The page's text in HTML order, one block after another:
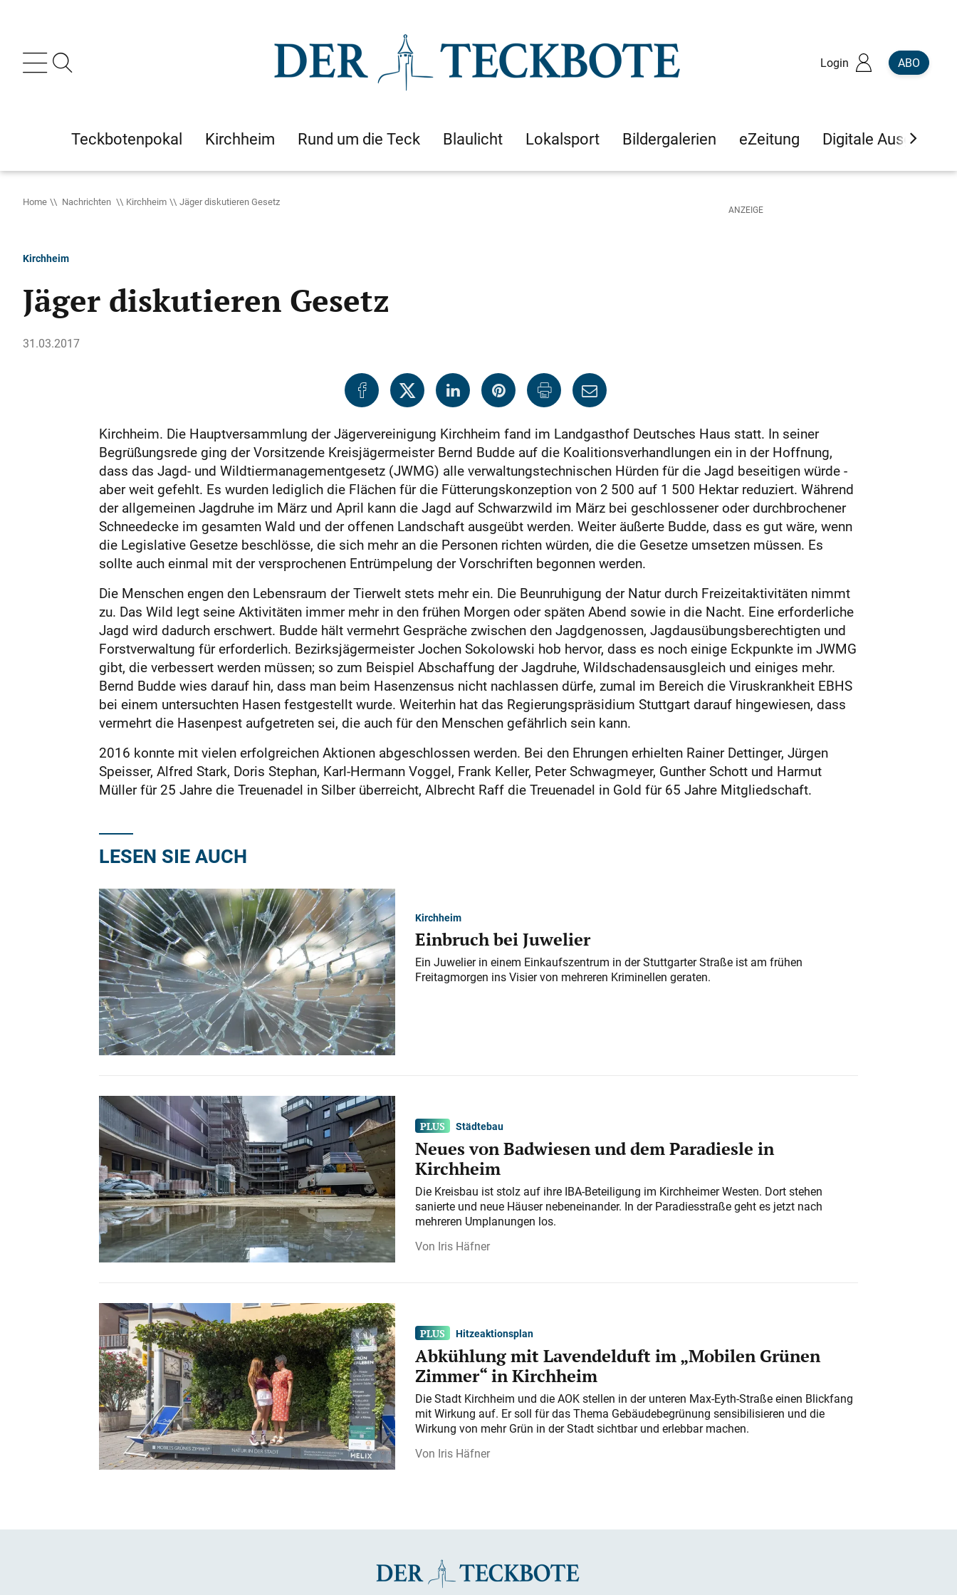
Login ABO
Teckbotenpokal Kirchheim Rund um die Teck Blaulicht Lokalsport Bildergalerien eZeitung Digitale Ausgaben
Home Nachrichten Kirchheim Jäger diskutieren Gesetz
Kirchheim
Jäger diskutieren Gesetz
31.03.2017
Kirchheim. Die Hauptversammlung der Jägervereinigung Kirchheim fand im Landgasthof Deutsches Haus statt. In seiner
Begrüßungsrede ging der Vorsitzende Kreisjägermeister Bernd Budde auf die Koalitionsverhandlungen ein in der Hoffnung,
dass das Jagd- und Wildtiermanagementgesetz (JWMG) alle verwaltungstechnischen Hürden für die Jagd beseitigen würde -
aber weit gefehlt. Es wurden lediglich die Flächen für die Fütterungskonzeption von 2 500 auf 1 500 Hektar reduziert. Während
der allgemeinen Jagdruhe im März und April kann die Jagd auf Schwarzwild im März bei geschlossener oder durchbrochener
Schneedecke im gesamten Wald und der offenen Landschaft ausgeübt werden. Weiter äußerte Budde, dass es gut wäre, wenn
die Legislative Gesetze beschlösse, die sich mehr an die Personen richten würden, die die Gesetze umsetzen müssen. Es
sollte auch einmal mit der versprochenen Entrümpelung der Vorschriften begonnen werden.
Die Menschen engen den Lebensraum der Tierwelt stets mehr ein. Die Beunruhigung der Natur durch Freizeitaktivitäten nimmt
zu. Das Wild legt seine Aktivitäten immer mehr in den frühen Morgen oder späten Abend sowie in die Nacht. Eine erforderliche
Jagd wird dadurch erschwert. Budde hält vermehrt Gespräche zwischen den Jagdgenossen, Jagdausübungsberechtigten und
Forstverwaltung für erforderlich. Bezirksjägermeister Jochen Sokolowski hob hervor, dass es noch einige Eckpunkte im JWMG
gibt, die verbessert werden müssen; so zum Beispiel Abschaffung der Jagdruhe, Wildschadensausgleich und einiges mehr.
Bernd Budde wies darauf hin, dass man beim Hasenzensus nicht nachlassen dürfe, zumal im Bereich die Viruskrankheit EBHS
bei einem untersuchten Hasen festgestellt wurde. Weiterhin hat das Regierungspräsidium Stuttgart darauf hingewiesen, dass
vermehrt die Hasenpest aufgetreten sei, die auch für den Menschen gefährlich sein kann.
2016 konnte mit vielen erfolgreichen Aktionen abgeschlossen werden. Bei den Ehrungen erhielten Rainer Dettinger, Jürgen
Speisser, Alfred Stark, Doris Stephan, Karl-Hermann Voggel, Frank Keller, Peter Schwagmeyer, Gunther Schott und Harmut
Müller für 25 Jahre die Treuenadel in Silber überreicht, Albrecht Raff die Treuenadel in Gold für 65 Jahre Mitgliedschaft.
LESEN SIE AUCH
Kirchheim
Einbruch bei Juwelier
Ein Juwelier in einem Einkaufszentrum in der Stuttgarter Straße ist am frühen
Freitagmorgen ins Visier von mehreren Kriminellen geraten.
Städtebau
Neues von Badwiesen und dem Paradiesle in
Kirchheim
Die Kreisbau ist stolz auf ihre IBA-Beteiligung im Kirchheimer Westen. Dort stehen
sanierte und neue Häuser nebeneinander. In der Paradiesstraße geht es jetzt nach
mehreren Umplanungen los.
Iris Häfner
Hitzeaktionsplan
Abkühlung mit Lavendelduft im „Mobilen Grünen
Zimmer“ in Kirchheim
Die Stadt Kirchheim und die AOK stellen in der unteren Max-Eyth-Straße einen Blickfang
mit Wirkung auf. Er soll für das Thema Gebäudebegrünung sensibilisieren und die
Wirkung von mehr Grün in der Stadt sichtbar und erlebbar machen.
Iris Häfner